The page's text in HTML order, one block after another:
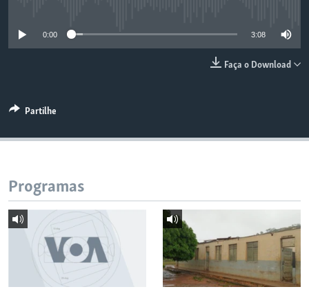
0:00 3:08
Faça o Download
Partilhe
Programas